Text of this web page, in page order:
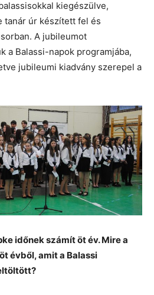
kiegészülve,
tanár úr készített fel és
A jubileumot
a Balassi-napok programjába,
jubileumi kiadvány szerepel a
időnek számít öt év. Mire a
évből, amit a Balassi